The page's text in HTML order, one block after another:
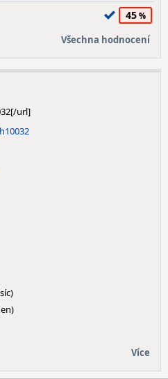
45
Všechna hodnocení
Více